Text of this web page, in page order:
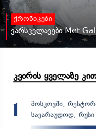
ქრონიკები
ვარსკვლავები Met
კვირის ყველაზე
1
მოსკოვში,
სავარაუდოდ,